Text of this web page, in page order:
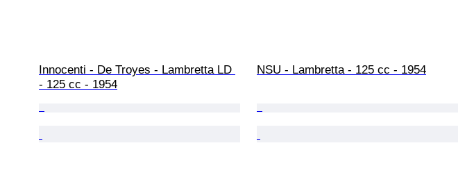
Innocenti - De Troyes - Lambretta LD
- 125 cc - 1954
NSU - Lambretta - 125 cc - 1954